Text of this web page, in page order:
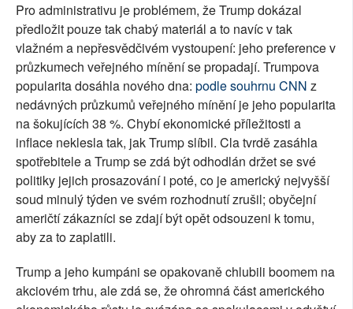
Pro administrativu je problémem, že Trump dokázal
předložit pouze tak chabý materiál a to navíc v tak
vlažném a nepřesvědčivém vystoupení: jeho preference v
průzkumech veřejného mínění se propadají. Trumpova
popularita dosáhla nového dna: podle souhrnu CNN z
nedávných průzkumů veřejného mínění je jeho popularita
na šokujících 38 %. Chybí ekonomické příležitosti a
inflace neklesla tak, jak Trump slíbil. Cla tvrdě zasáhla
spotřebitele a Trump se zdá být odhodlán držet se své
politiky jejich prosazování i poté, co je americký nejvyšší
soud minulý týden ve svém rozhodnutí zrušil; obyčejní
američtí zákazníci se zdají být opět odsouzeni k tomu,
aby za to zaplatili.
Trump a jeho kumpáni se opakovaně chlubili boomem na
akciovém trhu, ale zdá se, že ohromná část amerického